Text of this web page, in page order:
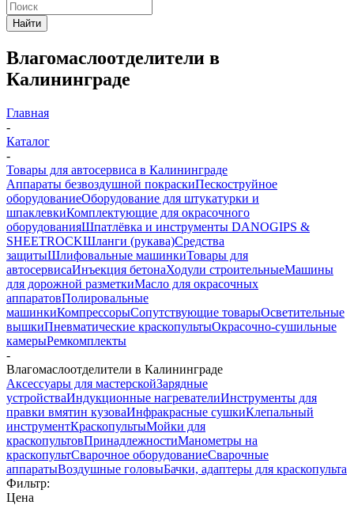
Найти
Влагомаслоотделители в
Калининграде
Главная
-
Каталог
-
Товары для автосервиса в Калининграде
Аппараты безвоздушной покраскиПескоструйное
оборудованиеОборудование для штукатурки и
шпаклевкиКомплектующие для окрасочного
оборудованияШпатлёвка и инструменты DANOGIPS &
SHEETROCKШланги (рукава)Средства
защитыШлифовальные машинкиТовары для
автосервисаИнъекция бетонаХодули строительныеМашины
для дорожной разметкиМасло для окрасочных
аппаратовПолировальные
машинкиКомпрессорыСопутствующие товарыОсветительные
вышкиПневматические краскопультыОкрасочно-сушильные
камерыРемкомплекты
-
Влагомаслоотделители в Калининграде
Аксессуары для мастерскойЗарядные
устройстваИндукционные нагревателиИнструменты для
правки вмятин кузоваИнфракрасные сушкиКлепальный
инструментКраскопультыМойки для
краскопультовПринадлежностиМанометры на
краскопультСварочное оборудованиеСварочные
аппаратыВоздушные головыБачки, адаптеры для краскопульта
Фильтр:
Цена